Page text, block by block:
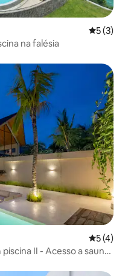
5 de
5 (3)
na falésia
5 de
5 (4)
II - Acesso a sauna